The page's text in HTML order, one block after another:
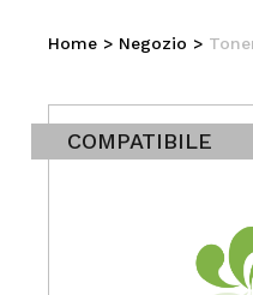
Home > Negozio >
COMPATIBILE